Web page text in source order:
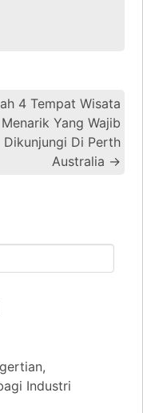
4 Tempat Wisata
Menarik Yang Wajib
Dikunjungi Di Perth
Australia →
Industri